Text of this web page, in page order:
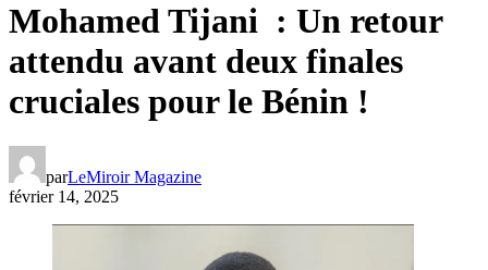
Mohamed Tijani : Un retour
attendu avant deux finales
cruciales pour le Bénin !
parLeMiroir Magazine
février 14, 2025